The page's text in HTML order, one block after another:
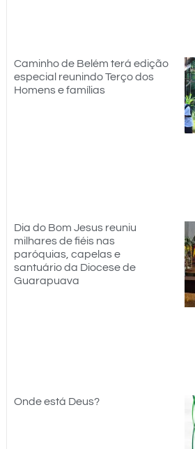
Caminho de Belém terá edição
especial reunindo Terço dos
Homens e famílias
Dia do Bom Jesus reuniu
milhares de fiéis nas
paróquias, capelas e
santuário da Diocese de
Guarapuava
Onde está Deus?